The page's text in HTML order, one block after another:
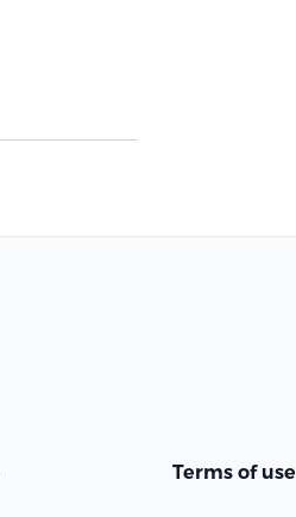
Terms of use